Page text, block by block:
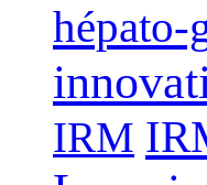
hépato-
IRM